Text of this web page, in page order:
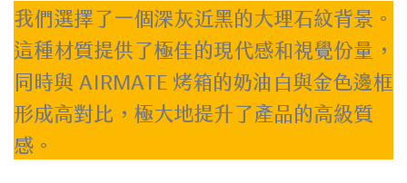
我們選擇了一個深灰近黑的大理石紋背景。
這種材質提供了極佳的現代感和視覺份量，
同時與 AIRMATE 烤箱的奶油白與金色邊框
形成高對比，極大地提升了產品的高級質
感。